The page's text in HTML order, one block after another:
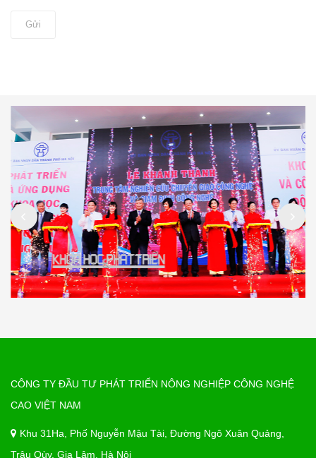
Gửi
CÔNG TY ĐẦU TƯ PHÁT TRIỂN NÔNG NGHIỆP CÔNG NGHỆ
CAO VIỆT NAM
Khu 31Ha, Phố Nguyễn Mậu Tài, Đường Ngô Xuân Quảng,
Trâu Qùy, Gia Lâm, Hà Nội